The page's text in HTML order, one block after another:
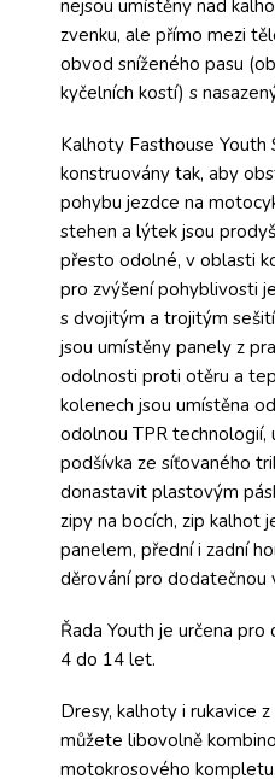
nejsou umístěny nad
zvenku, ale přímo mezi
obvod sníženého pasu
kyčelních kostí) s
Kalhoty Fasthouse
konstruovány tak, aby
pohybu jezdce na
stehen a lýtek jsou
přesto odolné, v oblasti
pro zvýšení pohyblivosti
s dvojitým a trojitým
jsou umístěny panely z
odolnosti proti otěru a
kolenech jsou umístěna
odolnou TPR
podšívka ze síťovaného
donastavit plastovým
zipy na bocích, zip kalhot
panelem, přední i zadní
děrování pro dodatečnou
Řada Youth je určena
4 do 14 let.
Dresy, kalhoty i rukavice
můžete libovolně
motokrosového